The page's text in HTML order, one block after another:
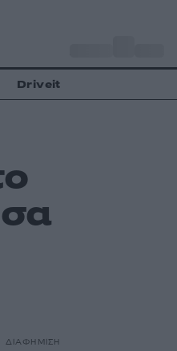
Driveit
ΔΙΑΦΗΜΙΣΗ